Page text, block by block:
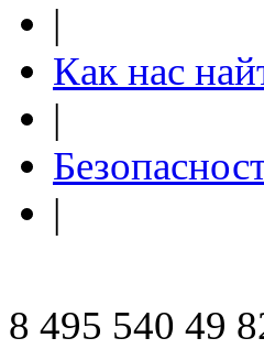
|
Как нас
|
|
8 495 540 49